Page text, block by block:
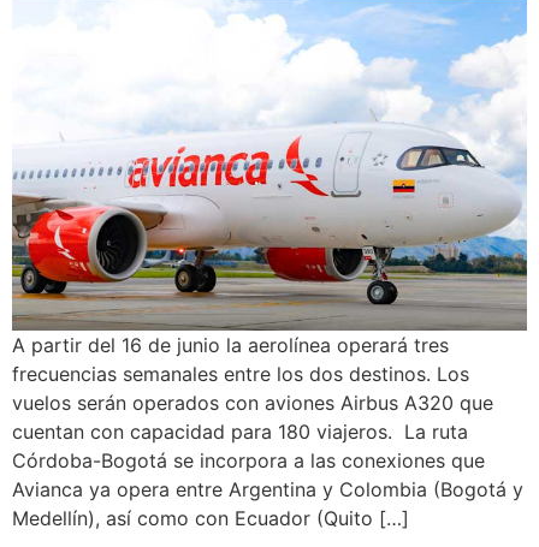
A partir del 16 de junio la aerolínea operará tres
frecuencias semanales entre los dos destinos. Los
vuelos serán operados con aviones Airbus A320 que
cuentan con capacidad para 180 viajeros. La ruta
Córdoba-Bogotá se incorpora a las conexiones que
Avianca ya opera entre Argentina y Colombia (Bogotá y
Medellín), así como con Ecuador (Quito […]